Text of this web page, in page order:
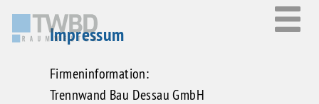
Impressum
Firmeninformation:
Trennwand Bau Dessau GmbH